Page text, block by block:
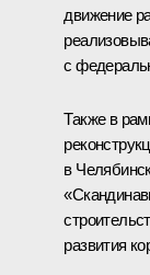
движение
с
Также в
в
развития